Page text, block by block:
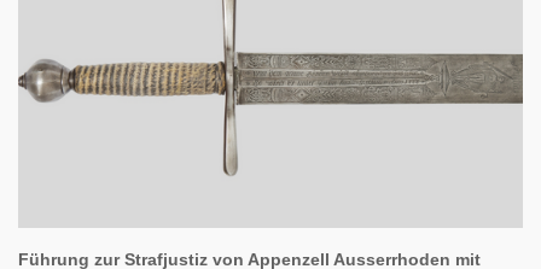
Führung zur Strafjustiz von Appenzell Ausserrhoden mit